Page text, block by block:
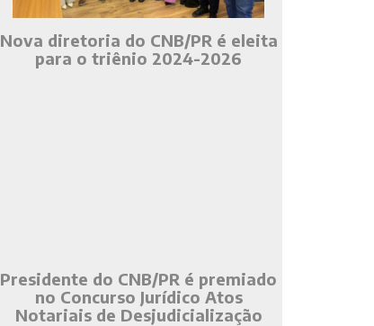
Nova diretoria do CNB/PR é eleita
para o triênio 2024-2026
Presidente do CNB/PR é premiado
no Concurso Jurídico Atos
Notariais de Desjudicialização